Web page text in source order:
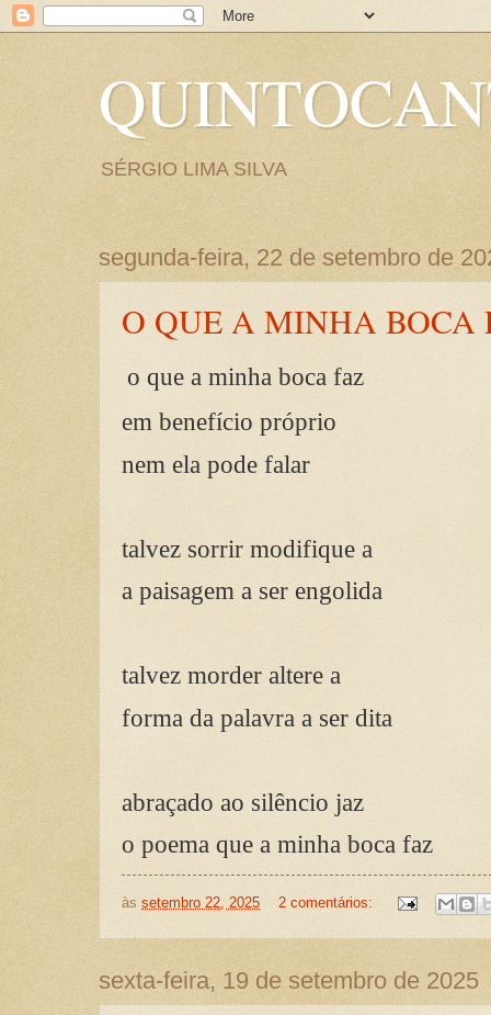
SÉRGIO LIMA SILVA
segunda-feira, 22 de setembro de
O QUE A MINHA BOCA
o que a minha boca faz
em benefício próprio
nem ela pode falar
talvez sorrir modifique a
a paisagem a ser engolida
talvez morder altere a
forma da palavra a ser dita
abraçado ao silêncio jaz
o poema que a minha boca faz
às setembro 22, 2025 2 comentários:
sexta-feira, 19 de setembro de 2025